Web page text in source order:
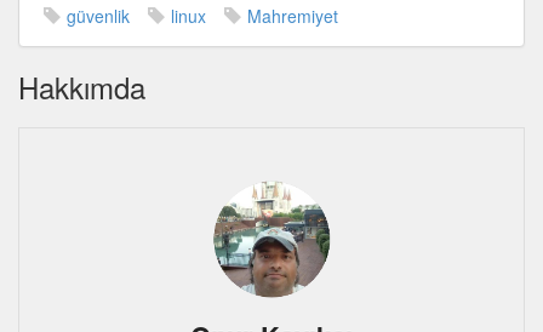
güvenlik linux Mahremiyet
Hakkımda